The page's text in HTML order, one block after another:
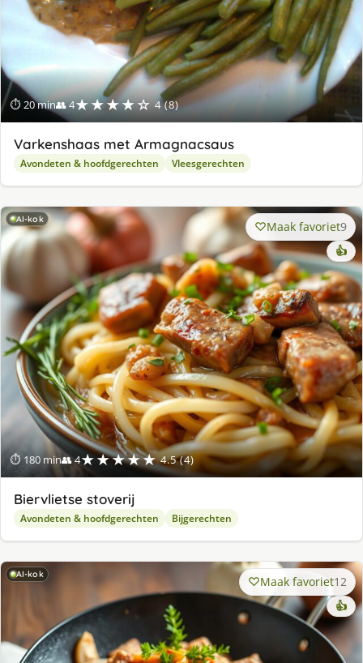
⏱ 20 min👥 4★★★★☆ 4 (8)
Varkenshaas met Armagnacsaus
Avondeten & hoofdgerechten Vleesgerechten
AI-kok
⏱ 180 min👥 4★★★★★ 4.5 (4)
Maak favoriet9
👍
Biervlietse stoverij
Avondeten & hoofdgerechten Bijgerechten
AI-kok Maak favoriet12
👍